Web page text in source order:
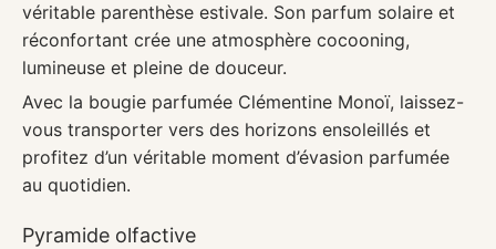
véritable parenthèse estivale. Son parfum solaire et
réconfortant crée une atmosphère cocooning,
lumineuse et pleine de douceur.
Avec la bougie parfumée Clémentine Monoï, laissez-
vous transporter vers des horizons ensoleillés et
profitez d’un véritable moment d’évasion parfumée
au quotidien.
Pyramide olfactive